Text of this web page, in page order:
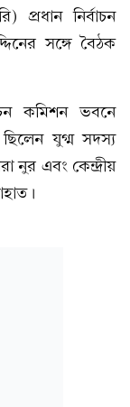
প্রধান নির্বাচন
সঙ্গে বৈঠক
কমিশন ভবনে
যুগ্ম সদস্য
নুর এবং কেন্দ্রীয়